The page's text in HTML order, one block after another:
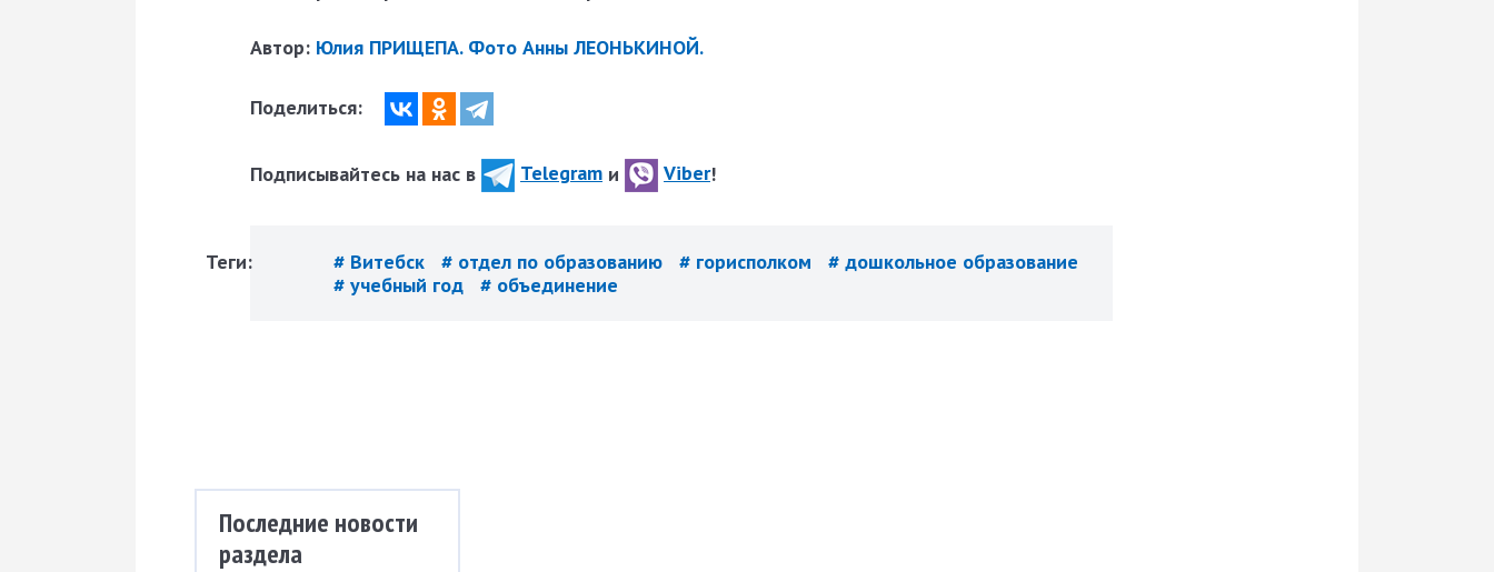
Автор: Юлия ПРИЩЕПА. Фото Анны ЛЕОНЬКИНОЙ.
Поделиться:
Подписывайтесь на нас в Telegram и Viber!
Теги: # Витебск # отдел по образованию # горисполком
# дошкольное образование
# учебный год
# объединение
Последние новости
раздела